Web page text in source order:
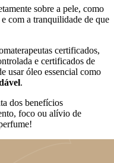
sobre a pele, como
com a tranquilidade de que
certificados,
e certificados de
usar óleo essencial como
.
dos benefícios
foco ou alívio de